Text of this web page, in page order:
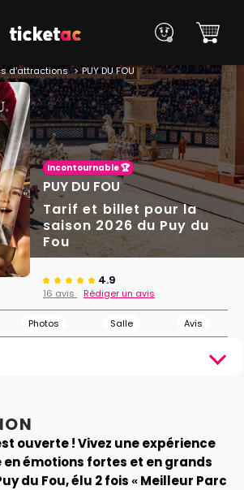
d’attractions PUY DU FOU
Incontournable 🏆
PUY DU FOU
Tarif et billet pour la
saison 2026 du Puy du
Fou
4.9
16 avis Rédiger un avis
Photos Salle Avis
ouverte ! Vivez une expérience
émotions fortes et en grands
du Fou, élu 2 fois « Meilleur Parc